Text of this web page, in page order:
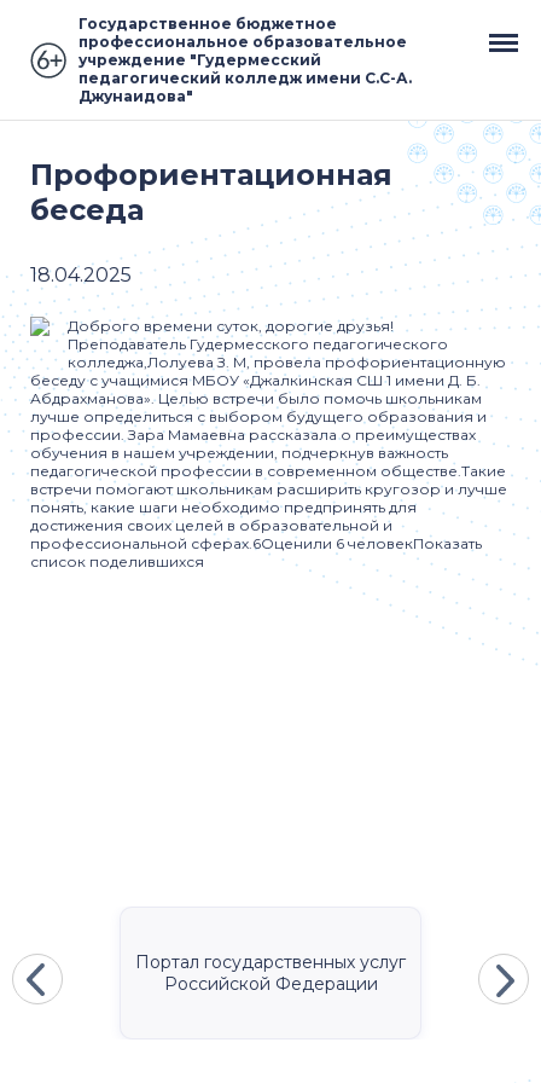
Государственное бюджетное
профессиональное образовательное
учреждение "Гудермесский
педагогический колледж имени С.С-А.
Джунаидова"
Профориентационная
беседа
18.04.2025
Доброго времени суток, дорогие друзья!
Преподаватель Гудермесского педагогического
колледжа,Лолуева З. М, провела профориентационную
беседу с учащимися МБОУ «Джалкинская СШ 1 имени Д. Б.
Абдрахманова». Целью встречи было помочь школьникам
лучше определиться с выбором будущего образования и
профессии. Зара Мамаевна рассказала о преимуществах
обучения в нашем учреждении, подчеркнув важность
педагогической профессии в современном обществе.Такие
встречи помогают школьникам расширить кругозор и лучше
понять, какие шаги необходимо предпринять для
достижения своих целей в образовательной и
профессиональной сферах.6Оценили 6 человекПоказать
список поделившихся
Портал государственных услуг
Российской Федерации